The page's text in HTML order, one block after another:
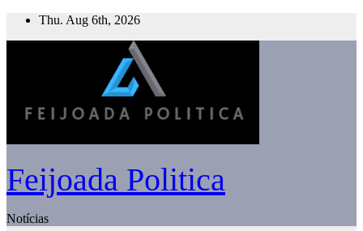
Skip
Thu. Aug 6th, 2026
Feijoada Politica
Notícias